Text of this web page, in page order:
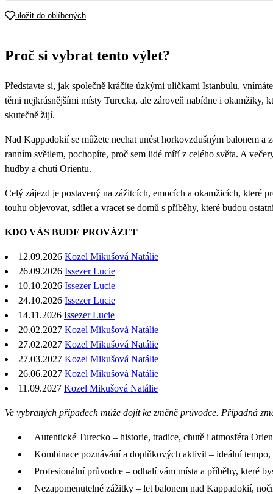
uložit do oblíbených
Proč si vybrat tento výlet?
Představte si, jak společně kráčíte úzkými uličkami Istanbulu,
těmi nejkrásnějšími místy Turecka, ale zároveň nabídne i okamžiky,
skutečně žijí.
Nad Kappadokií se můžete nechat unést horkovzdušným balonem
ranním světlem, pochopíte, proč sem lidé míří z celého světa. A
hudby a chutí Orientu.
Celý zájezd je postavený na zážitcích, emocích a okamžicích, které
touhu objevovat, sdílet a vracet se domů s příběhy, které budou
KDO VÁS BUDE PROVÁZET
12.09.2026 Kozel Mikušová Natálie
26.09.2026 Issezer Lucie
10.10.2026 Issezer Lucie
24.10.2026 Issezer Lucie
14.11.2026 Issezer Lucie
20.02.2027 Kozel Mikušová Natálie
27.02.2027 Kozel Mikušová Natálie
27.03.2027 Kozel Mikušová Natálie
26.06.2027 Kozel Mikušová Natálie
11.09.2027 Kozel Mikušová Natálie
Ve vybraných případech může dojít ke změně průvodce. Případná
Autentické Turecko – historie, tradice, chutě i atmosféra
Kombinace poznávání a doplňkových aktivit – ideální
Profesionální průvodce – odhalí vám místa a příběhy, které
Nezapomenutelné zážitky – let balonem nad Kappadokií,